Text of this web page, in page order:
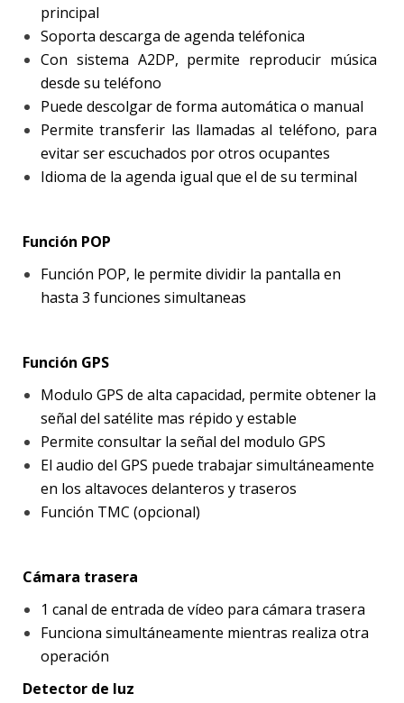
principal
Soporta descarga de agenda teléfonica
Con sistema A2DP, permite reproducir música
desde su teléfono
Puede descolgar de forma automática o manual
Permite transferir las llamadas al teléfono, para
evitar ser escuchados por otros ocupantes
Idioma de la agenda igual que el de su terminal
Función POP
Función POP, le permite dividir la pantalla en
hasta 3 funciones simultaneas
Función GPS
Modulo GPS de alta capacidad, permite obtener la
señal del satélite mas répido y estable
Permite consultar la señal del modulo GPS
El audio del GPS puede trabajar simultáneamente
en los altavoces delanteros y traseros
Función TMC (opcional)
Cámara trasera
1 canal de entrada de vídeo para cámara trasera
Funciona simultáneamente mientras realiza otra
operación
Detector de luz